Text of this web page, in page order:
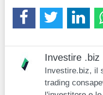
Investire .biz
Investire.biz, il
trading